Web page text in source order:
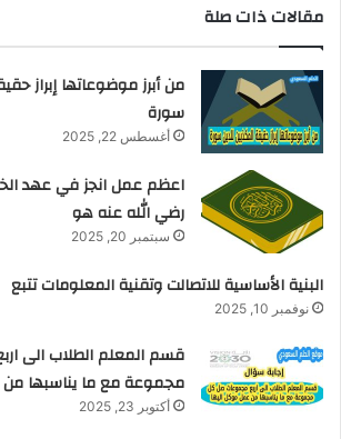
مقالات ذات صلة
من أبرز موضوعاتها إبراز
سورة
أغسطس 22, 2025
اعظم عمل انجز في عهد
رضي الله عنه هو
سبتمبر 20, 2025
البنية الأساسية للاتصالت وتقنية المعلومات تتبع
نوفمبر 10, 2025
قسم المعلم الطلاب الى
مجموعة مع ما يناسبها
أكتوبر 23, 2025